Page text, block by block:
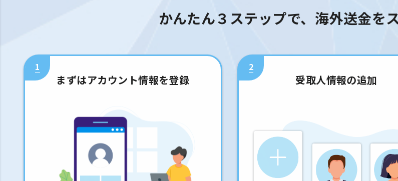
かんたん３ステップで、海外送金を
1
まずはアカウント情報を登録
2
受取人情報の追加